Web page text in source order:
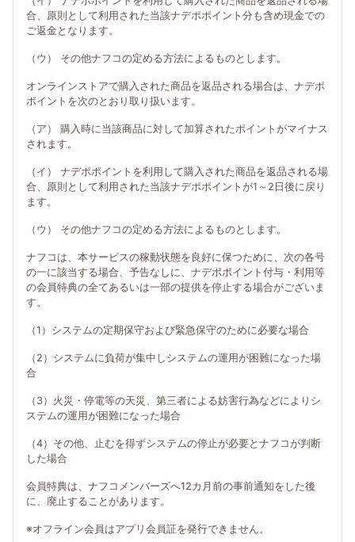
合、原則として利用された当該ナデポポイント分も含め現金での
ご返金となります。
（ウ） その他ナフコの定める方法によるものとします。
オンラインストアで購入された商品を返品される場合は、ナデポ
ポイントを次のとおり取り扱います。
（ア） 購入時に当該商品に対して加算されたポイントがマイナス
されます。
（イ） ナデポポイントを利用して購入された商品を返品される場
合、原則として利用された当該ナデポポイントが1～2日後に戻り
ます。
（ウ） その他ナフコの定める方法によるものとします。
ナフコは、本サービスの稼動状態を良好に保つために、次の各号
の一に該当する場合、予告なしに、ナデポポイント付与・利用等
の会員特典の全てあるいは一部の提供を停止する場合がございま
す。
（1）システムの定期保守および緊急保守のために必要な場合
（2）システムに負荷が集中しシステムの運用が困難になった場
合
（3）火災・停電等の天災、第三者による妨害行為などによりシ
ステムの運用が困難になった場合
（4）その他、止むを得ずシステムの停止が必要とナフコが判断
した場合
会員特典は、ナフコメンバーズへ12カ月前の事前通知をした後
に、廃止することがあります。
※オフライン会員はアプリ会員証を発行できません。